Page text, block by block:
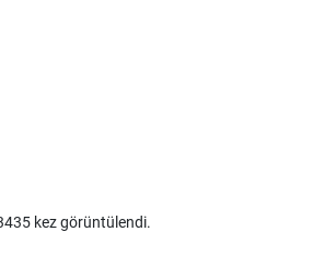
kez görüntülendi.